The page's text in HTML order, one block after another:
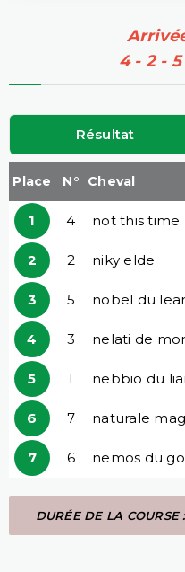
4 - 2 - 5
Résultat
Place N° Cheval
1 4 not this time
2 2 niky elde
3 5 nobel du
4 3 nelati de
5 1 nebbio du
6 7 naturale mag
7 6 nemos du
DURÉE DE LA COURSE